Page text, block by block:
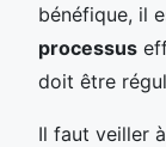
bénéfique, il
processus
doit être
Il faut veiller